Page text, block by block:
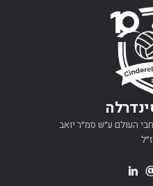
העולם ע״ש סמ״ר יואב